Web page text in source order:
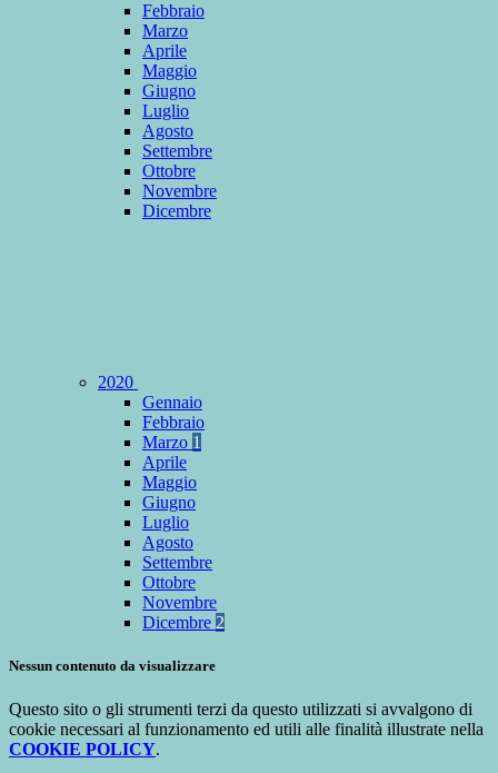
Febbraio
Marzo
Aprile
Maggio
Giugno
Luglio
Agosto
Settembre
Ottobre
Novembre
Dicembre
2020
Gennaio
Febbraio
Marzo 1
Aprile
Maggio
Giugno
Luglio
Agosto
Settembre
Ottobre
Novembre
Dicembre 2
Nessun contenuto da visualizzare
Questo sito o gli strumenti terzi da questo utilizzati si avvalgono di
cookie necessari al funzionamento ed utili alle finalità illustrate nella
COOKIE POLICY.